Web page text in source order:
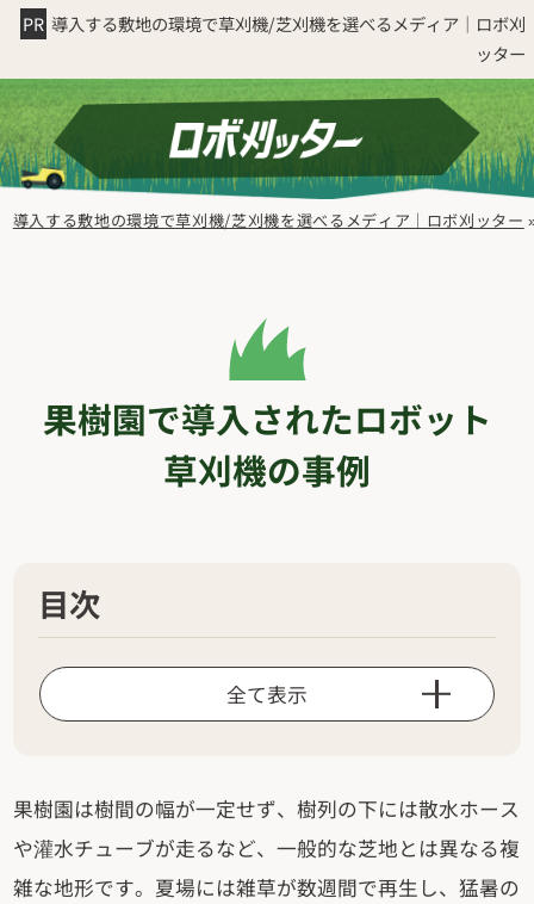
導入する敷地の環境で草刈機/芝刈機を選べるメディア｜ロボ刈
ッター
導入する敷地の環境で草刈機/芝刈機を選べるメディア｜ロボ刈ッター
果樹園で導入されたロボット
草刈機の事例
目次
全て表示
果樹園は樹間の幅が一定せず、樹列の下には散水ホース
や灌水チューブが走るなど、一般的な芝地とは異なる複
雑な地形です。夏場には雑草が数週間で再生し、猛暑の